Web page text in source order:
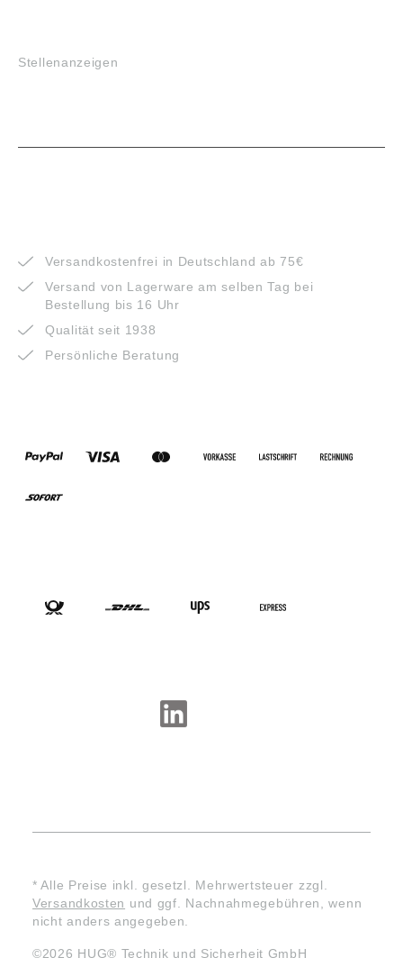
Stellenanzeigen
Versandkostenfrei in Deutschland ab 75€
Versand von Lagerware am selben Tag bei
Bestellung bis 16 Uhr
Qualität seit 1938
Persönliche Beratung
* Alle Preise inkl. gesetzl. Mehrwertsteuer zzgl.
Versandkosten und ggf. Nachnahmegebühren, wenn
nicht anders angegeben.
©2026 HUG® Technik und Sicherheit GmbH